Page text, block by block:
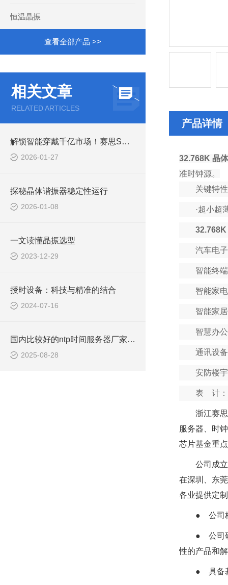
恒温晶振
查看全部产品 >>
相关文章
RELATED ARTICLES
解锁智能穿戴千亿市场！赛思SMD晶体谐振器，精准驱动智能生态
2026-01-27
探秘晶体谐振器稳定性运行
2026-01-08
一文读懂晶振选型
2023-12-29
授时设备：科技与精准的结合
2024-07-16
国内比较好的ntp时间服务器厂家推荐
2025-08-28
产品详情
32.768K 晶
准时钟源。
关键特性
·超小超
32.768K
汽车电
智能终
智能家
智能家
智慧办
通讯设
安防楼
表 计：
浙江赛
服务器、时
芯片基金重
公司成
在深圳、东
各业提供定
● 公司
● 公司
性的产品和
● 具备